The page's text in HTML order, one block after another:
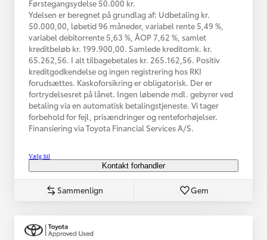
Førstegangsydelse 50.000 kr.
Ydelsen er beregnet på grundlag af: Udbetaling kr.
50.000,00, løbetid 96 måneder, variabel rente 5,49 %,
variabel debitorrente 5,63 %, ÅOP 7,62 %, samlet
kreditbeløb kr. 199.900,00. Samlede kreditomk. kr.
65.262,56. I alt tilbagebetales kr. 265.162,56. Positiv
kreditgodkendelse og ingen registrering hos RKI
forudsættes. Kaskoforsikring er obligatorisk. Der er
fortrydelsesret på lånet. Ingen løbende mdl. gebyrer ved
betaling via en automatisk betalingstjeneste. Vi tager
forbehold for fejl, prisændringer og renteforhøjelser.
Finansiering via Toyota Financial Services A/S.
Vælg bil
Kontakt forhandler
Sammenlign Gem